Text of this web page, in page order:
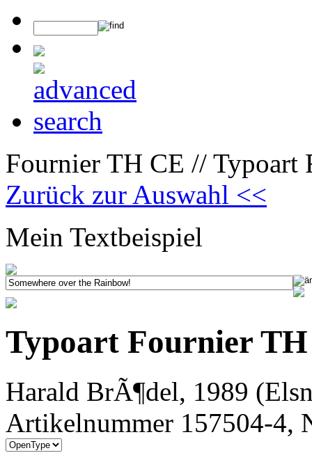
Fournier TH CE //
Zurück zur Auswahl <<
Mein Textbeispiel
Typoart Fournier
Harald BrÃ¶del, 1989
Artikelnummer 157504-4,